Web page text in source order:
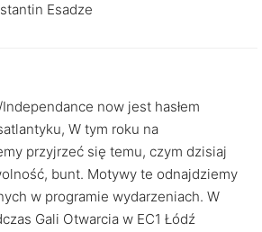
Esadze
now jest hasłem
W tym roku na
przyjrzeć się temu, czym dzisiaj
bunt. Motywy te odnajdziemy
w programie wydarzeniach. W
Gali Otwarcia w EC1 Łódź